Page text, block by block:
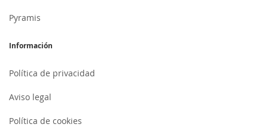
Pyramis
Información
Política de privacidad
Aviso legal
Política de cookies